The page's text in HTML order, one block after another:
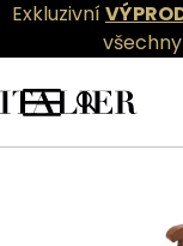
Exkluzivní